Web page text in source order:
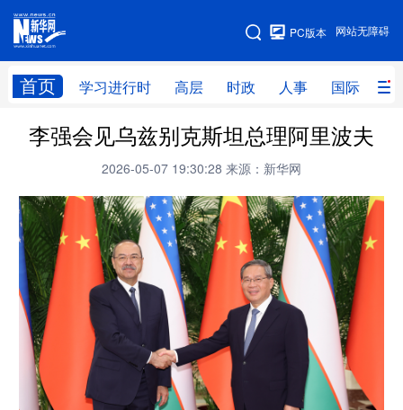
网站无障碍
PC版本
首页 学习进行时 高层 时政 人事 国际 财
网站地图
学习进行时 高层 时政 人事
财经 网评
台湾 思客智库 全球连线 教育
科技 科创 量子 体育
文化 书画 健康 军事
图片 政务
中央文件 金融 汽车
食品 人居 信息化 数字经济
李强会见乌兹别克斯坦总理阿里波夫
2026-05-07 19:30:28 来源：新华网